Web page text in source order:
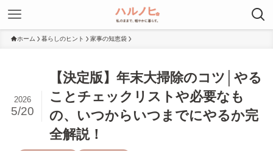
ホーム 暮らしのヒント 家事の知恵袋
【決定版】年末大掃除のコツ│やる
ことチェックリストや必要なも
の、いつからいつまでにやるか完
全解説！
2026
5/20